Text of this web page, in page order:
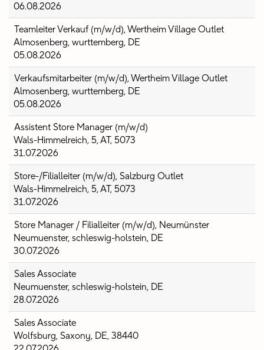
06.08.2026
Teamleiter Verkauf (m/w/d), Wertheim Village Outlet
Almosenberg, wurttemberg, DE
05.08.2026
Verkaufsmitarbeiter (m/w/d), Wertheim Village Outlet
Almosenberg, wurttemberg, DE
05.08.2026
Assistent Store Manager (m/w/d)
Wals-Himmelreich, 5, AT, 5073
31.07.2026
Store-/Filialleiter (m/w/d), Salzburg Outlet
Wals-Himmelreich, 5, AT, 5073
31.07.2026
Store Manager / Filialleiter (m/w/d), Neumünster
Neumuenster, schleswig-holstein, DE
30.07.2026
Sales Associate
Neumuenster, schleswig-holstein, DE
28.07.2026
Sales Associate
Wolfsburg, Saxony, DE, 38440